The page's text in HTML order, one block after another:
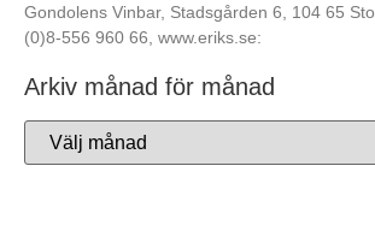
Gondolens Vinbar, Stadsgården 6, 104 65
(0)8-556 960 66, www.eriks.se:
Arkiv månad för månad